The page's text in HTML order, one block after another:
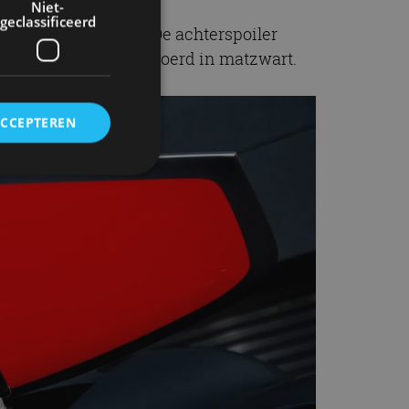
te maken. De achterspoiler
is uitgevoerd in matzwart.
Niet-
geclassificeerd
en
om
de bezoeker
van de
van